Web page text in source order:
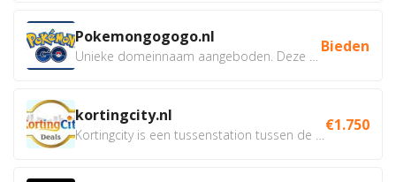
Pokemongogogo.nl Bieden
kortingcity.nl €1.750